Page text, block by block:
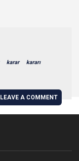
karar kararı
LEAVE A COMMENT